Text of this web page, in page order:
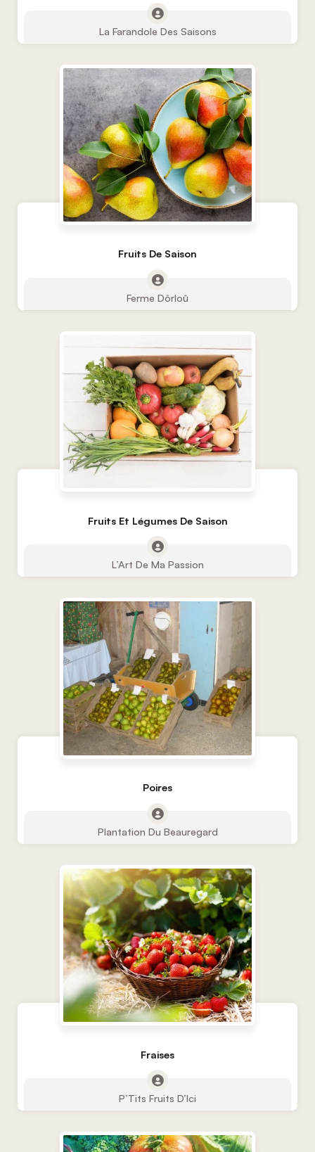
La Farandole Des Saisons
Fruits De Saison
Ferme Dôrloû
Fruits Et Légumes De Saison
L’Art De Ma Passion
Poires
Plantation Du Beauregard
Fraises
P’Tits Fruits D’Ici